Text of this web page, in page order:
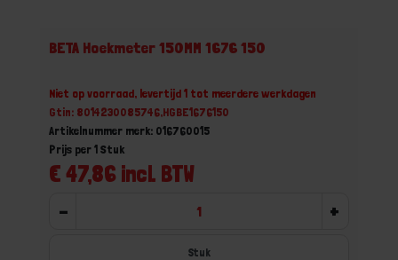
BETA Hoekmeter 150MM 1676 150
Niet op voorraad, levertijd 1 tot meerdere werkdagen
Gtin: 8014230085746,HGBE1676150
Artikelnummer merk: 016760015
€ 47,86 incl. BTW
Prijs per 1 Stuk
- +
Stuk